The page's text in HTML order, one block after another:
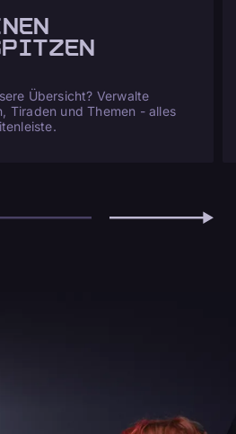
Übersicht? Verwalte
Tiraden und Themen - alles